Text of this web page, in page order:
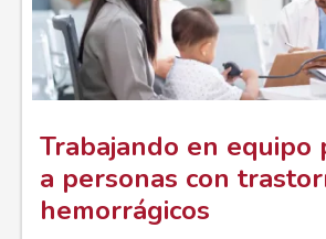
Trabajando en equipo
a personas con
hemorrágicos